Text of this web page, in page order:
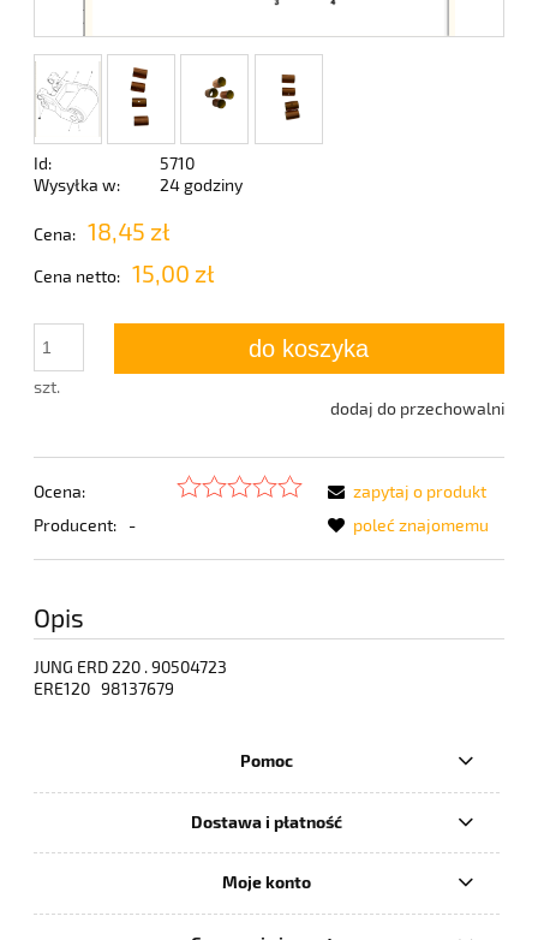
Id:
5710
Wysyłka w:
24 godziny
Cena: 18,45 zł
Cena netto: 15,00 zł
szt.
do koszyka
dodaj do przechowalni
Ocena:
Producent:
-
zapytaj o produkt
poleć znajomemu
Opis
JUNG ERD 220 . 90504723
ERE120 98137679
Pomoc
Dostawa i płatność
Moje konto